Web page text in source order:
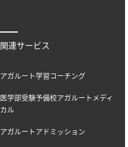
関連サービス
アガルート学習コーチング
医学部受験予備校アガルートメディ
カル
アガルートアドミッション